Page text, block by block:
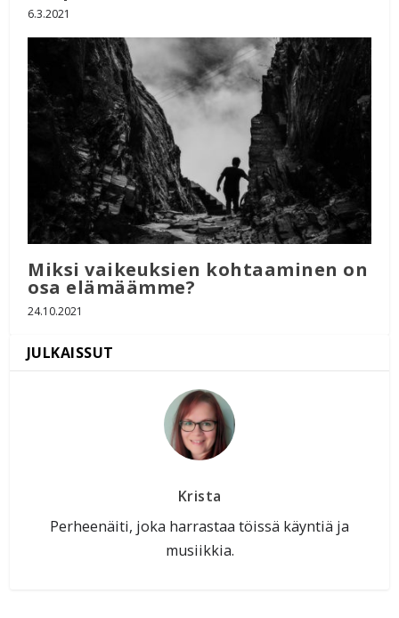
6.3.2021
Miksi vaikeuksien kohtaaminen on
osa elämäämme?
24.10.2021
Krista
Perheenäiti, joka harrastaa töissä käyntiä ja
musiikkia.